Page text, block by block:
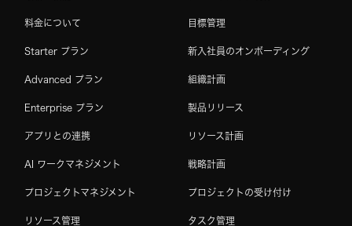
料金について
Starter プラン
Advanced プラン
Enterprise プラン
アプリとの連携
AI ワークマネジメント
プロジェクトマネジメント
リソース管理
目標管理
新入社員のオンボーディング
組織計画
製品リリース
リソース計画
戦略計画
プロジェクトの受け付け
タスク管理